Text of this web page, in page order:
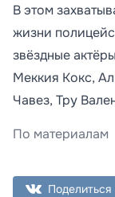
В этом
жизни
звёздные
Меккия Кокс,
Чавез, Тру
По материалам
Поделиться